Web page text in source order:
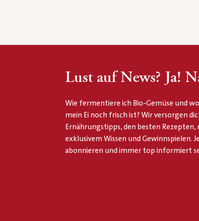
Lust auf News? Ja!
Wie fermentiere ich Bio-Gemüse und
mein Ei noch frisch ist? Wir versorgen
Ernährungstipps, den besten
exklusivem Wissen und Gewinnspielen.
abonnieren und immer top informiert